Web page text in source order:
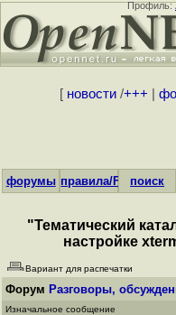
Профиль:
[ новости/+++
форумы правила/FAQпоиск
"Тематический
настройке
Вариант для распечатки
Форум Разговоры,
Изначальное сообщение